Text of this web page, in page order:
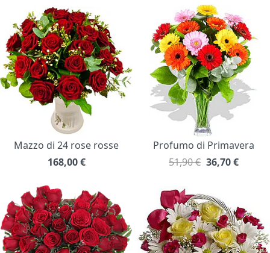
Mazzo di 24 rose rosse
168,00 €
Profumo di Primavera
51,90 € 36,70€